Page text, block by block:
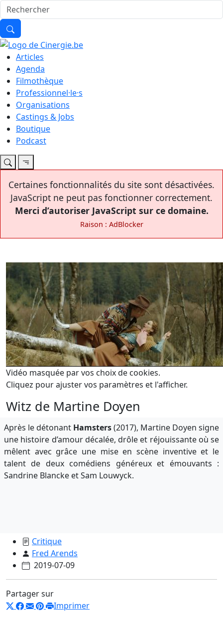
Articles
Agenda
Filmothèque
Professionnel·le·s
Organisations
Castings & Jobs
Boutique
Podcast
Certaines fonctionnalités du site sont désactivées.
JavaScript ne peut pas fonctionner correctement.
Merci d’autoriser JavaScript sur ce domaine.
Raison : AdBlocker
Vidéo masquée par vos choix de cookies.
Cliquez pour ajuster vos paramètres et l'afficher.
Witz de Martine Doyen
Après le détonant Hamsters(2017), Martine Doyen signe
une histoire d’amour décalée, drôle et réjouissante où se
mêlent avec grâce une mise en scène inventive et le
talent de deux comédiens généreux et émouvants :
Sandrine Blancke et Sam Louwyck.
Critique
Fred Arends
2019-07-09
Partager sur
Imprimer